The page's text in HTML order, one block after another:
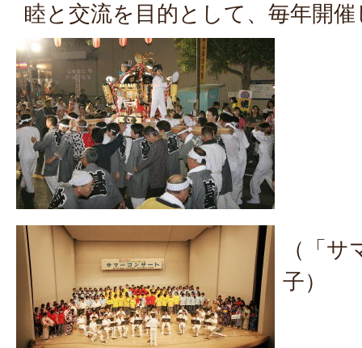
睦と交流を目的として、毎年開
（「
子）